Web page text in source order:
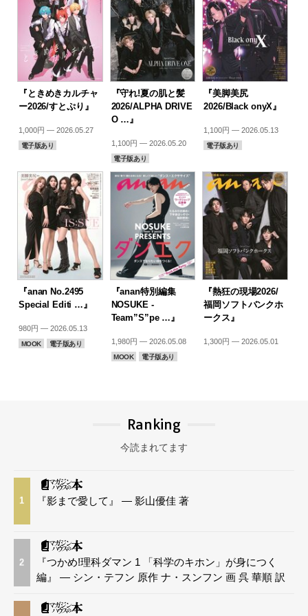
『ときめきカルチャ
ー2026/すとぷり』
1,000円 — 2026.05.27
電子版あり
『守れ!夏の肌と髪
2026/ALPHA DRIVE
O …』
1,100円 — 2026.05.20
電子版あり
『美脚美尻
2026/Black onyX』
1,100円 — 2026.05.13
電子版あり
『anan No.2495
Special Editi …』
980円 — 2026.05.13
MOOK 電子版あり
『anan特別編集
NOSUKE -
Team”S”pe …』
1,980円 — 2026.05.08
MOOK 電子版あり
『熱狂の現場2026/
福岡ソフトバンクホ
ークス』
1,300円 — 2026.05.01
Ranking
今読まれてます
1 『影まで愛して』 — 影山優佳 著
2
『つかめ!理科ダマン 1 「科学のキホン」が身につく
編』 — シン・テフン 原作 ナ・スンフン 画 呉 華順 訳